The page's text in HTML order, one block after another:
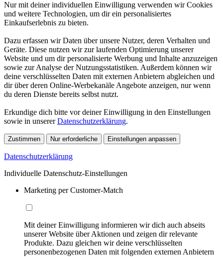
Nur mit deiner individuellen Einwilligung verwenden wir Cookies
und weitere Technologien, um dir ein personalisiertes
Einkaufserlebnis zu bieten.
Dazu erfassen wir Daten über unsere Nutzer, deren Verhalten und
Geräte. Diese nutzen wir zur laufenden Optimierung unserer
Website und um dir personalisierte Werbung und Inhalte anzuzeigen
sowie zur Analyse der Nutzungsstatistiken. Außerdem können wir
deine verschlüsselten Daten mit externen Anbietern abgleichen und
dir über deren Online-Werbekanäle Angebote anzeigen, nur wenn
du deren Dienste bereits selbst nutzt.
Erkundige dich bitte vor deiner Einwilligung in den Einstellungen
sowie in unsererDatenschutzerklärung.
Zustimmen Nur erforderliche Einstellungen anpassen
Datenschutzerklärung
Individuelle Datenschutz-Einstellungen
Marketing per Customer-Match
Mit deiner Einwilligung informieren wir dich auch abseits
unserer Website über Aktionen und zeigen dir relevante
Produkte. Dazu gleichen wir deine verschlüsselten
personenbezogenen Daten mit folgenden externen Anbietern